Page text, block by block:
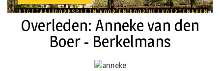
Overleden: Anneke van den
Boer - Berkelmans